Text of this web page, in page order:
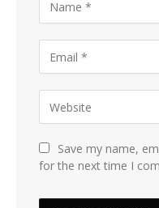
Save my name,
for the next time I